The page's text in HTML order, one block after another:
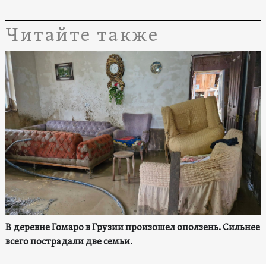
Читайте также
В деревне Гомаро в Грузии произошел оползень. Сильнее
всего пострадали две семьи.